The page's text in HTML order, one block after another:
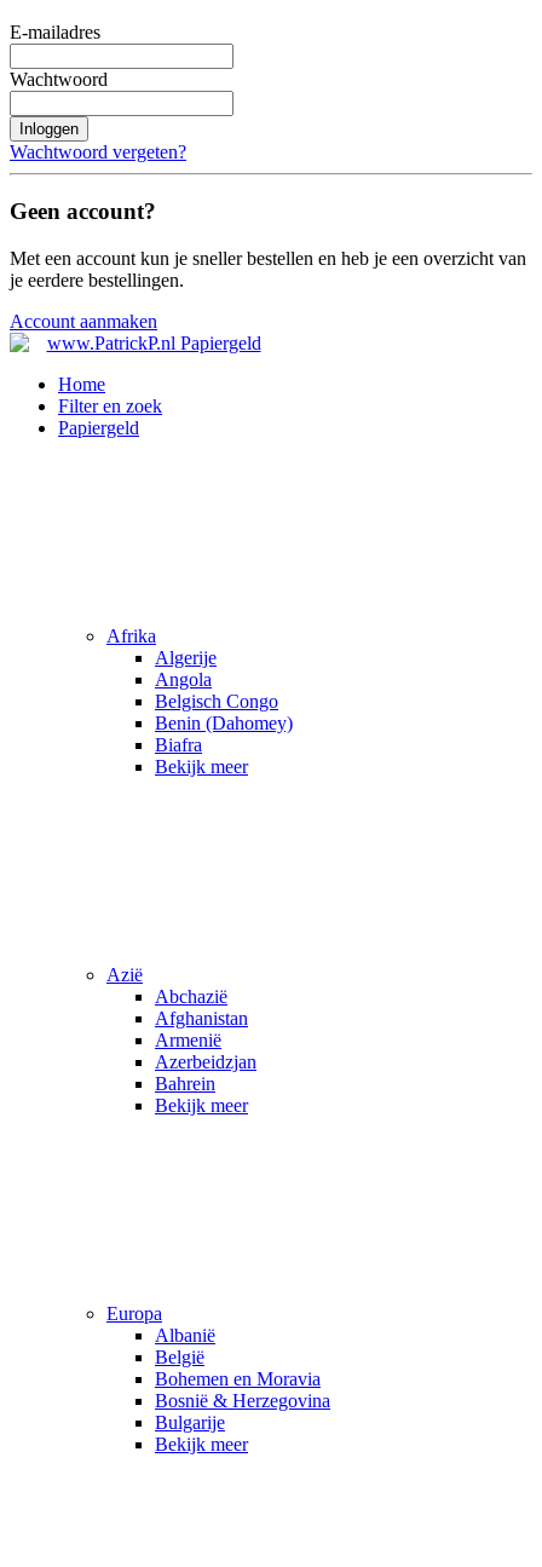
E-mailadres
Wachtwoord
Inloggen
Wachtwoord vergeten?
Geen account?
Met een account kun je sneller bestellen en heb je een overzicht van
je eerdere bestellingen.
Account aanmaken
Home
Filter en zoek
Papiergeld
Afrika
Algerije
Angola
Belgisch Congo
Benin (Dahomey)
Biafra
Bekijk meer
Azië
Abchazië
Afghanistan
Armenië
Azerbeidzjan
Bahrein
Bekijk meer
Europa
Albanië
België
Bohemen en Moravia
Bosnië & Herzegovina
Bulgarije
Bekijk meer